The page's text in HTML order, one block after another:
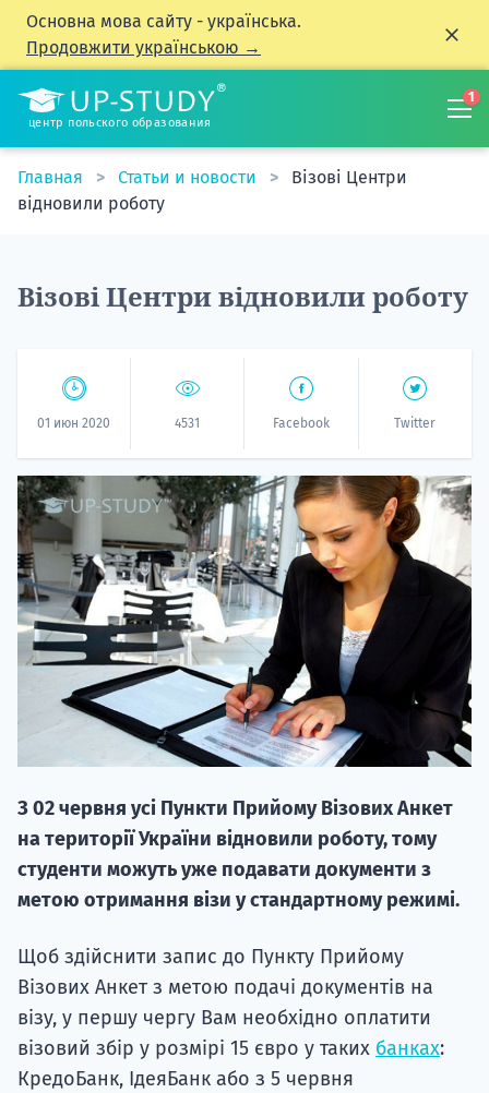
Основна мова сайту - українська.
Продовжити українською →
центр польского образования
1
Главная Статьи и новости
Візові Центри
відновили роботу
Візові Центри відновили роботу
01 июн 2020 4531 Facebook Twitter
З 02 червня усі Пункти Прийому Візових Анкет
на території України відновили роботу, тому
студенти можуть уже подавати документи з
метою отримання візи у стандартному режимі.
Щоб здійснити запис до Пункту Прийому
Візових Анкет з метою подачі документів на
візу, у першу чергу Вам необхідно оплатити
візовий збір у розмірі 15 євро у таких банках:
КредоБанк, ІдеяБанк або з 5 червня
20.09
НАБОР